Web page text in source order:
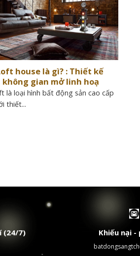
house là gì? : Thiết kế
không gian mở linh hoạ
là loại hình bất động sản cao cấp
thiết...
(24/7) Khiếu nại -